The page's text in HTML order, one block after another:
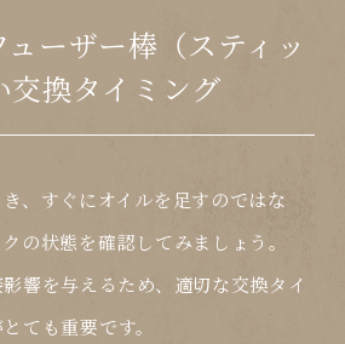
ーザー棒（スティッ
交換タイミング
、すぐにオイルを足すのではな
の状態を確認してみましょう。
響を与えるため、 適切な交換タイ
ても重要です。